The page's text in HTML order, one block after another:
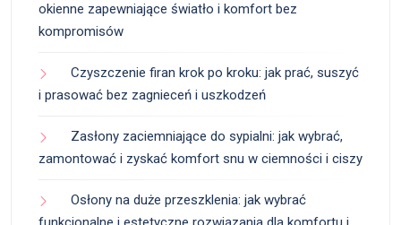
okienne zapewniające światło i komfort bez
kompromisów
Czyszczenie firan krok po kroku: jak prać, suszyć
i prasować bez zagnieceń i uszkodzeń
Zasłony zaciemniające do sypialni: jak wybrać,
zamontować i zyskać komfort snu w ciemności i ciszy
Osłony na duże przeszklenia: jak wybrać